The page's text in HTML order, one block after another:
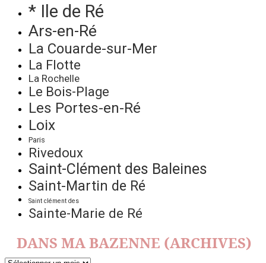
* Ile de Ré
Ars-en-Ré
La Couarde-sur-Mer
La Flotte
La Rochelle
Le Bois-Plage
Les Portes-en-Ré
Loix
Paris
Rivedoux
Saint-Clément des Baleines
Saint-Martin de Ré
Saint clément des
Sainte-Marie de Ré
DANS MA BAZENNE (ARCHIVES)